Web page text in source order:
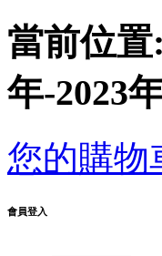
當前位置:
年-2023
您的購物
會員登入